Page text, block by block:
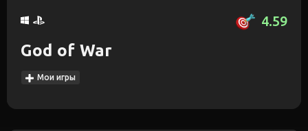
4.59
God of War
Мои игры